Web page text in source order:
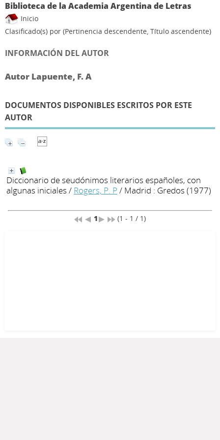
Biblioteca de la Academia Argentina de Letras
Inicio
Clasificado(s) por (Pertinencia descendente, Título ascendente)
INFORMACIÓN DEL AUTOR
Autor Lapuente, F. A
DOCUMENTOS DISPONIBLES ESCRITOS POR ESTE
AUTOR
Diccionario de seudónimos literarios españoles, con
algunas iniciales / Rogers, P. P / Madrid : Gredos (1977)
1 (1 - 1 / 1)